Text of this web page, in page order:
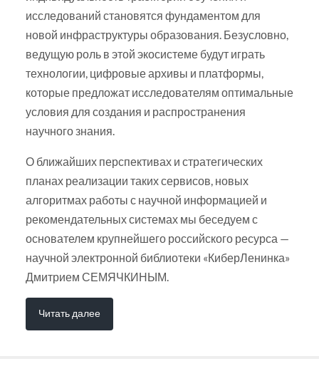
исследований становятся фундаментом для
новой инфраструктуры образования. Безусловно,
ведущую роль в этой экосистеме будут играть
технологии, цифровые архивы и платформы,
которые предложат исследователям оптимальные
условия для создания и распространения
научного знания.
О ближайших перспективах и стратегических
планах реализации таких сервисов, новых
алгоритмах работы с научной информацией и
рекомендательных системах мы беседуем с
основателем крупнейшего российского ресурса —
научной электронной библиотеки «КиберЛенинка»
Дмитрием СЕМЯЧКИНЫМ.
Читать далее